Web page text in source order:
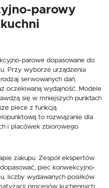
parowy
parowe dopasowane do
Przy wyborze urządzenia
serwowanych dań,
oczekiwaną wydajność. Modele
się w mniejszych punktach
piece z funkcją
to rozwiązanie dla
i placówek zbiorowego
zakupu. Zespół ekspertów
piec konwekcyjno-
liczby wydawanych posiłków